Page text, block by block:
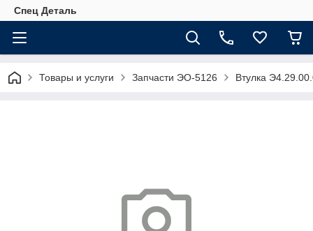
Спец Деталь
Товары и услуги Запчасти ЭО-5126 Втулка